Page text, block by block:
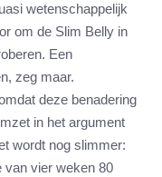
wetenschappelijk
om de Slim Belly in
Een
zeg maar.
deze benadering
in het argument
wordt nog slimmer:
van vier weken 80